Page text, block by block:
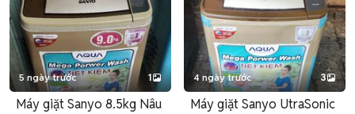
5 ngày trước 1
Máy giặt Sanyo 8.5kg Nâu
4 ngày trước 3
Máy giặt Sanyo UtraSonic